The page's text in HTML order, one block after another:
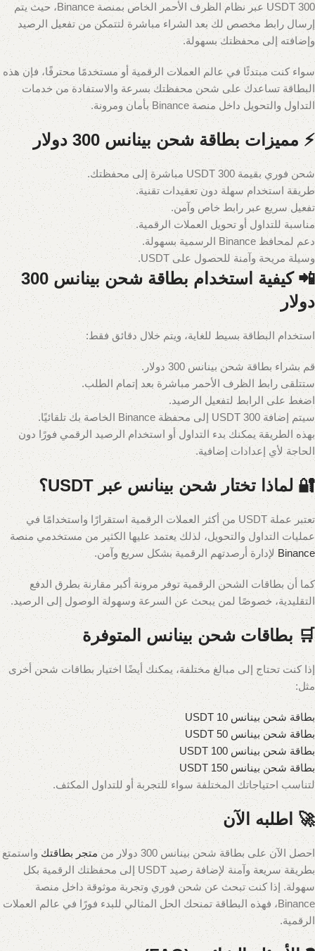
300 USDT عبر نظام الظرف الأحمر الخاص بمنصة Binance، حيث يتم
إرسال رابط مخصص لك بعد الشراء مباشرة لتتمكن من تفعيل الرصيد
وإضافته إلى محفظتك بسهولة.
سواء كنت مبتدئًا في عالم العملات الرقمية أو مستخدمًا محترفًا، فإن هذه
البطاقة تساعدك على شحن محفظتك بسرعة والاستفادة من خدمات
التداول والتحويل داخل منصة Binance بأمان ومرونة.
⚡ مميزات بطاقة شحن بينانس 300 دولار
شحن فوري بقيمة 300 USDT مباشرة إلى محفظتك.
طريقة استخدام سهلة دون تعقيدات تقنية.
تفعيل سريع عبر رابط خاص وآمن.
مناسبة للتداول أو تحويل العملات الرقمية.
دعم لمحافظ Binance الرسمية بسهولة.
وسيلة مريحة وآمنة للحصول على USDT.
📲 كيفية استخدام بطاقة شحن بينانس 300
دولار
استخدام البطاقة بسيط للغاية، ويتم خلال دقائق فقط:
قم بشراء بطاقة شحن بينانس 300 دولار.
ستتلقى رابط الظرف الأحمر مباشرة بعد إتمام الطلب.
اضغط على الرابط لتفعيل الرصيد.
سيتم إضافة 300 USDT إلى محفظة Binance الخاصة بك تلقائيًا.
بهذه الطريقة يمكنك بدء التداول أو استخدام الرصيد الرقمي فورًا دون
الحاجة لأي إعدادات إضافية.
🔐 لماذا تختار شحن بينانس عبر USDT؟
تعتبر عملة USDT من أكثر العملات الرقمية استقرارًا واستخدامًا في
عمليات التداول والتحويل، لذلك يعتمد عليها الكثير من مستخدمي منصة
Binance لإدارة أرصدتهم الرقمية بشكل سريع وآمن.
كما أن بطاقات الشحن الرقمية توفر مرونة أكبر مقارنة بطرق الدفع
التقليدية، خصوصًا لمن يبحث عن السرعة وسهولة الوصول إلى الرصيد.
🛒 بطاقات شحن بينانس المتوفرة
إذا كنت تحتاج إلى مبالغ مختلفة، يمكنك أيضًا اختيار بطاقات شحن أخرى
مثل:
بطاقة شحن بينانس 10 USDT
بطاقة شحن بينانس 50 USDT
بطاقة شحن بينانس 100 USDT
بطاقة شحن بينانس 150 USDT
لتناسب احتياجاتك المختلفة سواء للتجربة أو للتداول المكثف.
🚀 اطلبه الآن
احصل الآن على بطاقة شحن بينانس 300 دولار من متجر بطاقتكواستمتع
بطريقة سريعة وآمنة لإضافة رصيد USDT إلى محفظتك الرقمية بكل
سهولة. إذا كنت تبحث عن شحن فوري وتجربة موثوقة داخل منصة
Binance، فهذه البطاقة تمنحك الحل المثالي للبدء فورًا في عالم العملات
الرقمية.